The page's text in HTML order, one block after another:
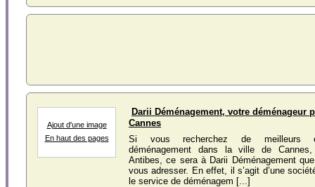
Ajout d'une image
En haut des pages
Darii Déménagement, votre déménageur
Cannes
Si vous recherchez de meilleurs
déménagement dans la ville de
Antibes, ce sera à Darii Déménagement
vous adresser. En effet, il s’agit d’une
le service de déménagem [...]